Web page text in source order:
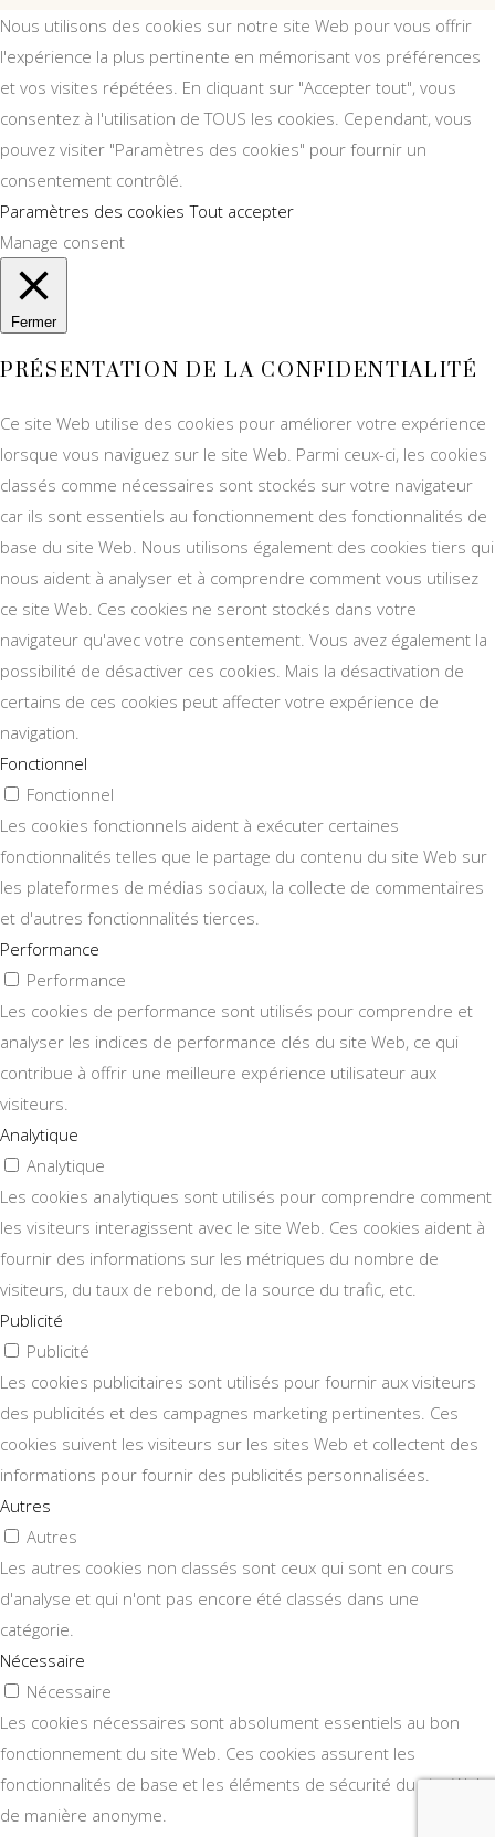
Nous utilisons des cookies sur notre site Web pour vous offrir
l'expérience la plus pertinente en mémorisant vos préférences
et vos visites répétées. En cliquant sur "Accepter tout", vous
consentez à l'utilisation de TOUS les cookies. Cependant, vous
pouvez visiter "Paramètres des cookies" pour fournir un
consentement contrôlé.
Paramètres des cookies Tout accepter
Manage consent
Fermer
PRÉSENTATION DE LA CONFIDENTIALITÉ
Ce site Web utilise des cookies pour améliorer votre expérience
lorsque vous naviguez sur le site Web. Parmi ceux-ci, les cookies
classés comme nécessaires sont stockés sur votre navigateur
car ils sont essentiels au fonctionnement des fonctionnalités de
base du site Web. Nous utilisons également des cookies tiers qui
nous aident à analyser et à comprendre comment vous utilisez
ce site Web. Ces cookies ne seront stockés dans votre
navigateur qu'avec votre consentement. Vous avez également la
possibilité de désactiver ces cookies. Mais la désactivation de
certains de ces cookies peut affecter votre expérience de
navigation.
Fonctionnel
Fonctionnel
Les cookies fonctionnels aident à exécuter certaines
fonctionnalités telles que le partage du contenu du site Web sur
les plateformes de médias sociaux, la collecte de commentaires
et d'autres fonctionnalités tierces.
Performance
Performance
Les cookies de performance sont utilisés pour comprendre et
analyser les indices de performance clés du site Web, ce qui
contribue à offrir une meilleure expérience utilisateur aux
visiteurs.
Analytique
Analytique
Les cookies analytiques sont utilisés pour comprendre comment
les visiteurs interagissent avec le site Web. Ces cookies aident à
fournir des informations sur les métriques du nombre de
visiteurs, du taux de rebond, de la source du trafic, etc.
Publicité
Publicité
Les cookies publicitaires sont utilisés pour fournir aux visiteurs
des publicités et des campagnes marketing pertinentes. Ces
cookies suivent les visiteurs sur les sites Web et collectent des
informations pour fournir des publicités personnalisées.
Autres
Autres
Les autres cookies non classés sont ceux qui sont en cours
d'analyse et qui n'ont pas encore été classés dans une
catégorie.
Nécessaire
Nécessaire
Les cookies nécessaires sont absolument essentiels au bon
fonctionnement du site Web. Ces cookies assurent les
fonctionnalités de base et les éléments de sécurité du site Web,
de manière anonyme.